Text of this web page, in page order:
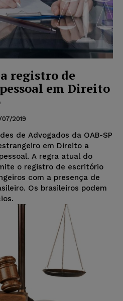
registro de
em Direito
2019
de Advogados da OAB-SP
em Direito a
A regra atual do
o registro de escritório
com a presença de
Os brasileiros podem